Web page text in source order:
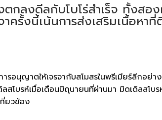
กลงดีลกับโบโร่สำเร็จ ทั้งสอง
รั้งนี้เน้นการส่งเสริมเนื้อหา
อนุญาตให้เจรจากับสโมสรในพรีเมียร์ลีกอย่
ลสโบรห์เมื่อเดือนมิถุนายนที่ผ่านมา มิดเดิล
ยวข้อง